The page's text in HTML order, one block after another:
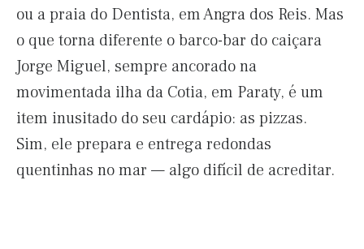
ou a praia do Dentista, em Angra dos Reis. Mas
o que torna diferente o barco-bar do caiçara
Jorge Miguel, sempre ancorado na
movimentada ilha da Cotia, em Paraty, é um
item inusitado do seu cardápio: as pizzas.
Sim, ele prepara e entrega redondas
quentinhas no mar — algo difícil de acreditar.